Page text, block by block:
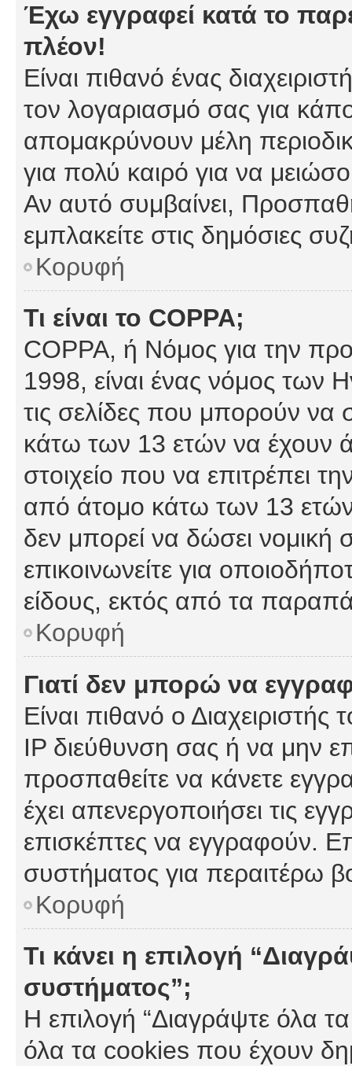
Έχω εγγραφεί κατά το
πλέον!
Είναι πιθανό ένας
τον λογαριασμό σας για
απομακρύνουν μέλη
για πολύ καιρό για να
Αν αυτό συμβαίνει,
εμπλακείτε στις δημόσιες
Κορυφή
Τι είναι το COPPA;
COPPA, ή Νόμος για την
1998, είναι ένας νόμος των
τις σελίδες που μπορούν να
κάτω των 13 ετών να έχουν
στοιχείο που να επιτρέπει
από άτομο κάτω των 13
δεν μπορεί να δώσει νομική
επικοινωνείτε για
είδους, εκτός από τα
Κορυφή
Γιατί δεν μπορώ να
Είναι πιθανό ο
IP διεύθυνση σας ή να μην
προσπαθείτε να κάνετε
έχει απενεργοποιήσει τις
επισκέπτες να εγγραφούν.
συστήματος για περαιτέρω
Κορυφή
Τι κάνει η επιλογή
συστήματος”;
Η επιλογή “Διαγράψτε όλα
όλα τα cookies που έχουν